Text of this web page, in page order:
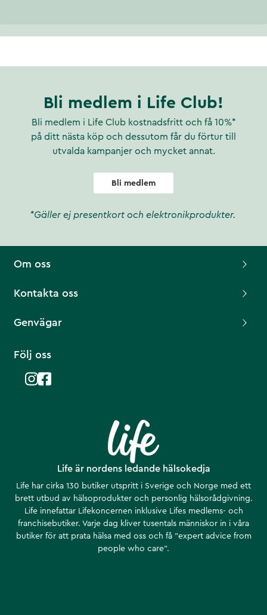
Bli medlem i Life Club!
Bli medlem i Life Club kostnadsfritt och få 10%*
på ditt nästa köp och dessutom får du förtur till
utvalda kampanjer och mycket annat.
Bli medlem
*Gäller ej presentkort och elektronikprodukter.
Life är nordens ledande hälsokedja
Life har cirka 130 butiker utspritt i Sverige och Norge med ett
brett utbud av hälsoprodukter och personlig hälsorådgivning.
Life innefattar Lifekoncernen inklusive Lifes medlems- och
franchisebutiker. Varje dag kliver tusentals människor in i våra
butiker för att prata hälsa med oss och få ”expert advice from
people who care”.
Om oss
Kontakta oss
Genvägar
Följ oss